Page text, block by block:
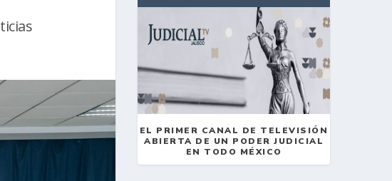
EL PRIMER CANAL DE TELEVISIÓN
ABIERTA DE UN PODER JUDICIAL
EN TODO MÉXICO